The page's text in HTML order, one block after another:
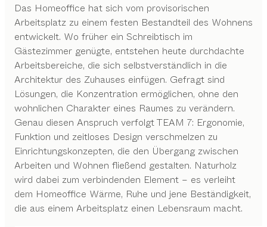
Das Homeoffice hat sich vom provisorischen
Arbeitsplatz zu einem festen Bestandteil des Wohnens
entwickelt. Wo früher ein Schreibtisch im
Gästezimmer genügte, entstehen heute durchdachte
Arbeitsbereiche, die sich selbstverständlich in die
Architektur des Zuhauses einfügen. Gefragt sind
Lösungen, die Konzentration ermöglichen, ohne den
wohnlichen Charakter eines Raumes zu verändern.
Genau diesen Anspruch verfolgt TEAM 7: Ergonomie,
Funktion und zeitloses Design verschmelzen zu
Einrichtungskonzepten, die den Übergang zwischen
Arbeiten und Wohnen fließend gestalten. Naturholz
wird dabei zum verbindenden Element – es verleiht
dem Homeoffice Wärme, Ruhe und jene Beständigkeit,
die aus einem Arbeitsplatz einen Lebensraum macht.